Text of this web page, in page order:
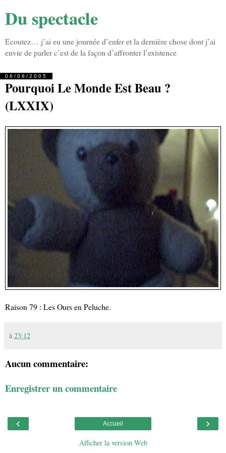
Du spectacle
Ecoutez… j’ai eu une journée d’enfer et la dernière chose dont j’ai
envie de parler c’est de la façon d’affronter l’existence
06/08/2005
Pourquoi Le Monde Est Beau ?
(LXXIX)
Raison 79 : Les Ours en Peluche.
à 23:12
Aucun commentaire:
Enregistrer un commentaire
‹ ›
Accueil
Afficher la version Web